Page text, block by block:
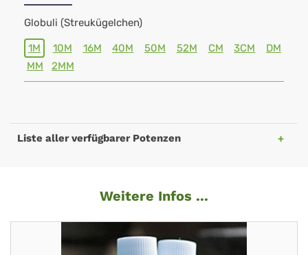
Globuli (Streukügelchen)
1M 10M 16M 40M 50M 52M CM 3CM
DM
MM
2MM
Liste aller verfügbarer Potenzen
Weitere Infos ...